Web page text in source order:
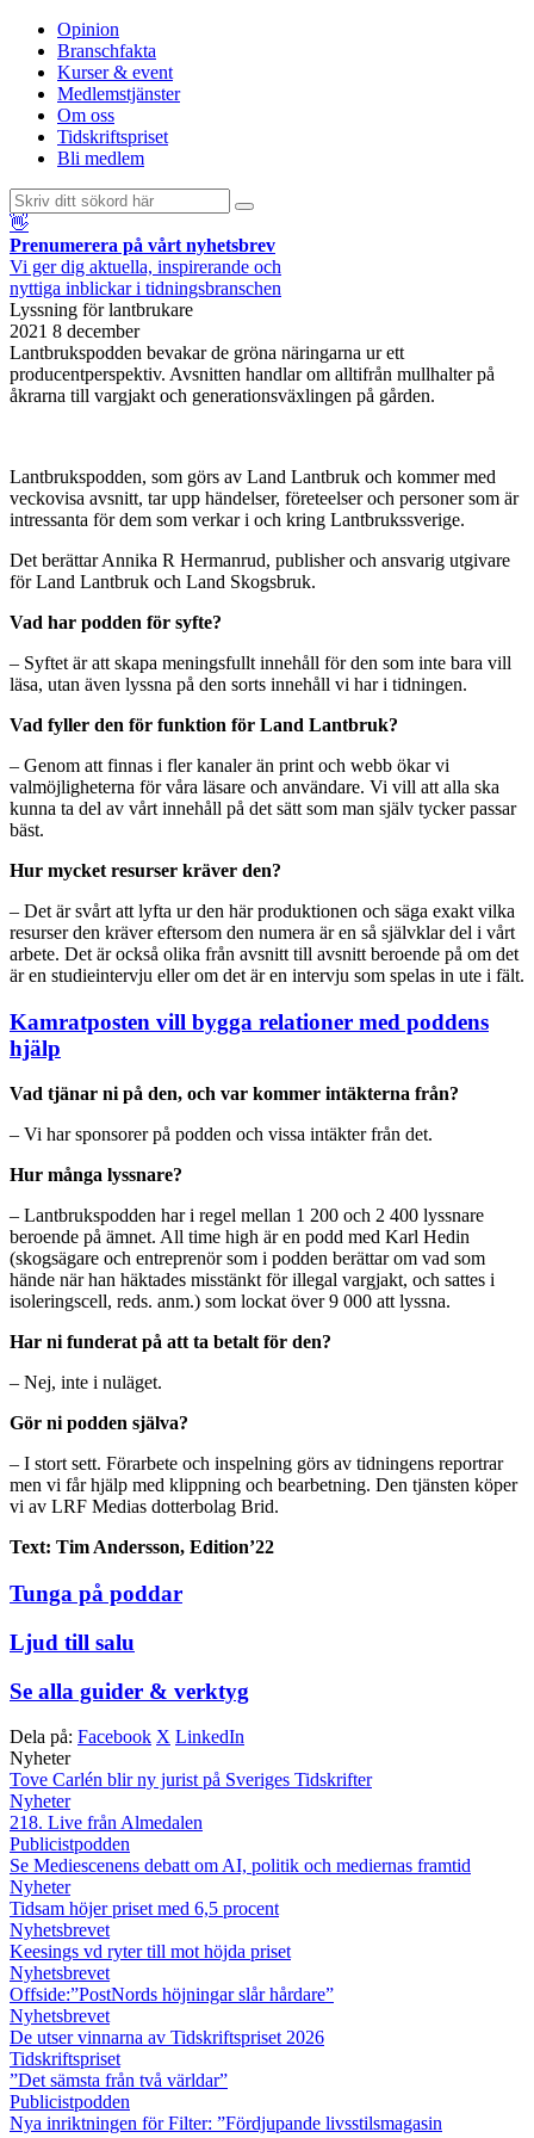
Opinion
Branschfakta
Kurser & event
Medlemstjänster
Om oss
Tidskriftspriset
Bli medlem
👋
Prenumerera på vårt nyhetsbrev
Vi ger dig aktuella, inspirerande och
nyttiga inblickar i tidningsbranschen
Lyssning för lantbrukare
2021 8 december
Lantbrukspodden bevakar de gröna näringarna ur ett
producentperspektiv. Avsnitten handlar om alltifrån mullhalter på
åkrarna till vargjakt och generationsväxlingen på gården.
Lantbrukspodden, som görs av Land Lantbruk och kommer med
veckovisa avsnitt, tar upp händelser, företeelser och personer som är
intressanta för dem som verkar i och kring Lantbrukssverige.
Det berättar Annika R Hermanrud, publisher och ansvarig utgivare
för Land Lantbruk och Land Skogsbruk.
Vad har podden för syfte?
– Syftet är att skapa meningsfullt innehåll för den som inte bara vill
läsa, utan även lyssna på den sorts innehåll vi har i tidningen.
Vad fyller den för funktion för Land Lantbruk?
– Genom att finnas i fler kanaler än print och webb ökar vi
valmöjligheterna för våra läsare och användare. Vi vill att alla ska
kunna ta del av vårt innehåll på det sätt som man själv tycker passar
bäst.
Hur mycket resurser kräver den?
– Det är svårt att lyfta ur den här produktionen och säga exakt vilka
resurser den kräver eftersom den numera är en så självklar del i vårt
arbete. Det är också olika från avsnitt till avsnitt beroende på om det
är en studieintervju eller om det är en intervju som spelas in ute i fält.
Kamratposten vill bygga relationer med poddens
hjälp
Vad tjänar ni på den, och var kommer intäkterna från?
– Vi har sponsorer på podden och vissa intäkter från det.
Hur många lyssnare?
– Lantbrukspodden har i regel mellan 1 200 och 2 400 lyssnare
beroende på ämnet. All time high är en podd med Karl Hedin
(skogsägare och entreprenör som i podden berättar om vad som
hände när han häktades misstänkt för illegal vargjakt, och sattes i
isoleringscell, reds. anm.) som lockat över 9 000 att lyssna.
Har ni funderat på att ta betalt för den?
– Nej, inte i nuläget.
Gör ni podden själva?
– I stort sett. Förarbete och inspelning görs av tidningens reportrar
men vi får hjälp med klippning och bearbetning. Den tjänsten köper
vi av LRF Medias dotterbolag Brid.
Text: Tim Andersson, Edition’22
Tunga på poddar
Ljud till salu
Se alla guider & verktyg
Dela på: Facebook X LinkedIn
Nyheter
Tove Carlén blir ny jurist på Sveriges Tidskrifter
Nyheter
218. Live från Almedalen
Publicistpodden
Se Mediescenens debatt om AI, politik och mediernas framtid
Nyheter
Tidsam höjer priset med 6,5 procent
Nyhetsbrevet
Keesings vd ryter till mot höjda priset
Nyhetsbrevet
Offside:”PostNords höjningar slår hårdare”
Nyhetsbrevet
De utser vinnarna av Tidskriftspriset 2026
Tidskriftspriset
”Det sämsta från två världar”
Publicistpodden
Nya inriktningen för Filter: ”Fördjupande livsstilsmagasin